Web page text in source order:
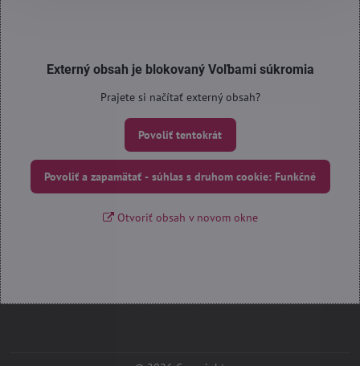
Externý obsah je blokovaný Voľbami súkromia
Prajete si načítať externý obsah?
Povoliť tentokrát
Povoliť a zapamätať - súhlas s druhom cookie: Funkčné
Otvoriť obsah v novom okne